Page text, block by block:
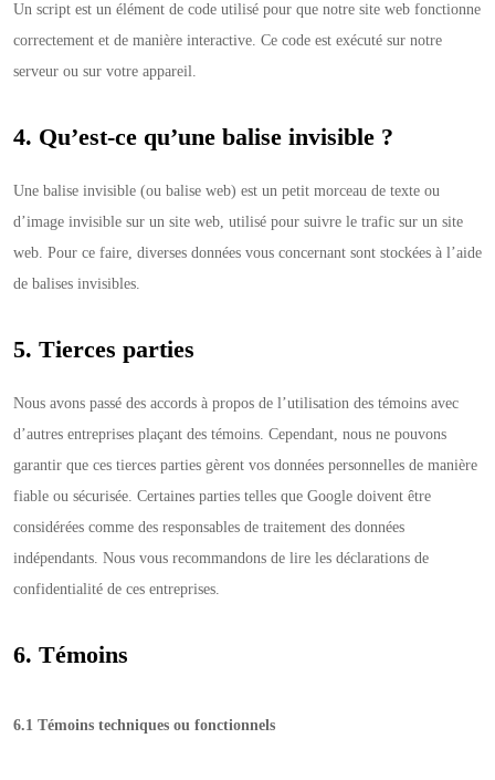
Un script est un élément de code utilisé pour que notre site web fonctionne
correctement et de manière interactive. Ce code est exécuté sur notre
serveur ou sur votre appareil.
4. Qu’est-ce qu’une balise invisible ?
Une balise invisible (ou balise web) est un petit morceau de texte ou
d’image invisible sur un site web, utilisé pour suivre le trafic sur un site
web. Pour ce faire, diverses données vous concernant sont stockées à l’aide
de balises invisibles.
5. Tierces parties
Nous avons passé des accords à propos de l’utilisation des témoins avec
d’autres entreprises plaçant des témoins. Cependant, nous ne pouvons
garantir que ces tierces parties gèrent vos données personnelles de manière
fiable ou sécurisée. Certaines parties telles que Google doivent être
considérées comme des responsables de traitement des données
indépendants. Nous vous recommandons de lire les déclarations de
confidentialité de ces entreprises.
6. Témoins
6.1 Témoins techniques ou fonctionnels